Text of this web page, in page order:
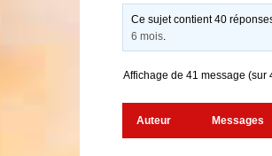
Ce sujet contient 40
6 mois.
Affichage de 41 message (sur
Auteur Messages